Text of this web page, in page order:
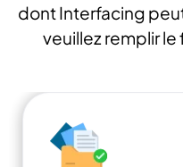
dont Interfacing
veuillez remplir